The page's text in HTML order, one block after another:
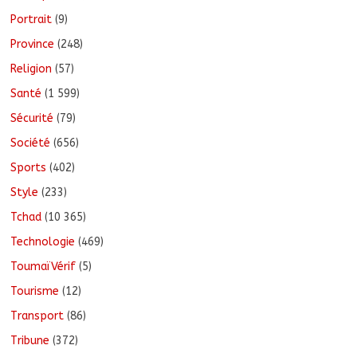
Portrait (9)
Province (248)
Religion (57)
Santé (1 599)
Sécurité (79)
Société (656)
Sports (402)
Style (233)
Tchad (10 365)
Technologie (469)
ToumaïVérif (5)
Tourisme (12)
Transport (86)
Tribune (372)